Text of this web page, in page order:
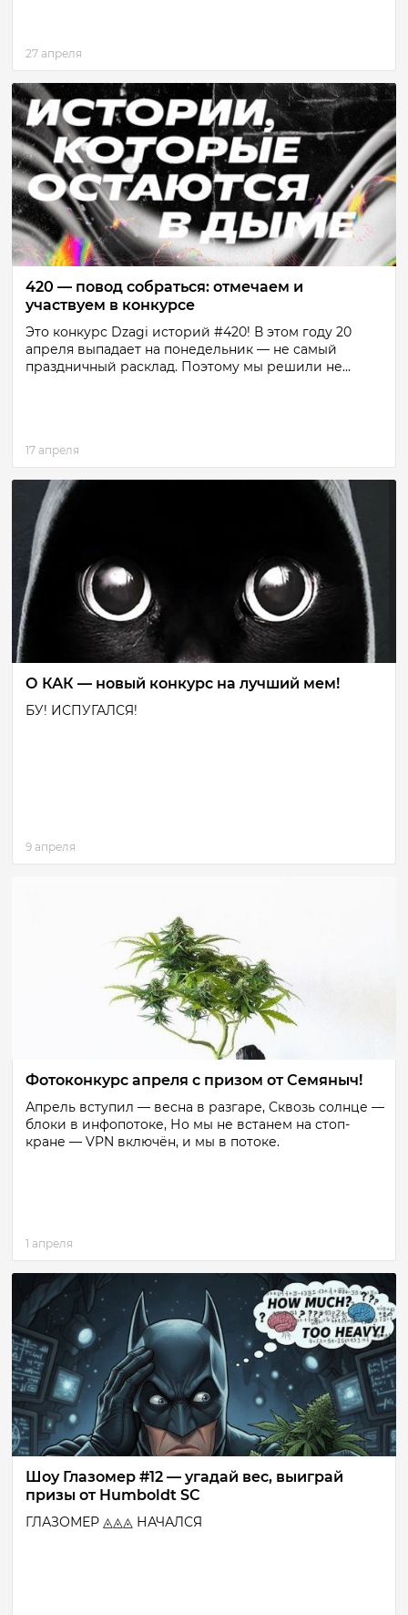
27 апреля
420 — повод собраться: отмечаем и
участвуем в конкурсе
Это конкурс Dzagi историй #420! В этом году 20
апреля выпадает на понедельник — не самый
праздничный расклад. Поэтому мы решили не...
17 апреля
О КАК — новый конкурс на лучший мем!
БУ! ИСПУГАЛСЯ!
9 апреля
Фотоконкурс апреля с призом от Семяныч!
Апрель вступил — весна в разгаре, Сквозь солнце —
блоки в инфопотоке, Но мы не встанем на стоп-
кране — VPN включён, и мы в потоке.
1 апреля
Шоу Глазомер #12 — угадай вес, выиграй
призы от Humboldt SC
ГЛАЗОМЕР ◬◬◬ НАЧАЛСЯ